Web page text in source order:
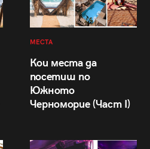
МЕСТА
Кои места да
посетиш по
Южното
Черноморие (Част I)